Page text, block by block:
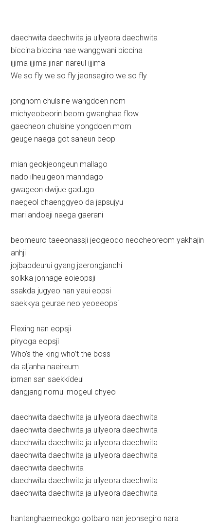
daechwita daechwita ja ullyeora daechwita
biccina biccina nae wanggwani biccina
ijjima ijjima jinan nareul ijjima
We so fly we so fly jeonsegiro we so fly
jongnom chulsine wangdoen nom
michyeobeorin beom gwanghae flow
gaecheon chulsine yongdoen mom
geuge naega got saneun beop
mian geokjeongeun mallago
nado ilheulgeon manhdago
gwageon dwijue gadugo
naegeol chaenggyeo da japsujyu
mari andoeji naega gaerani
beomeuro taeeonassji jeogeodo neocheoreom yakhajin
anhji
jojbapdeurui gyang jaerongjanchi
solkka jonnage eoieopsji
ssakda jugyeo nan yeui eopsi
saekkya geurae neo yeoeeopsi
Flexing nan eopsji
piryoga eopsji
Who’s the king who’t the boss
da aljanha naeireum
ipman san saekkideul
dangjang nomui mogeul chyeo
daechwita daechwita ja ullyeora daechwita
daechwita daechwita ja ullyeora daechwita
daechwita daechwita ja ullyeora daechwita
daechwita daechwita ja ullyeora daechwita
daechwita daechwita
daechwita daechwita ja ullyeora daechwita
daechwita daechwita ja ullyeora daechwita
hantanghaemeokgo gotbaro nan jeonsegiro nara